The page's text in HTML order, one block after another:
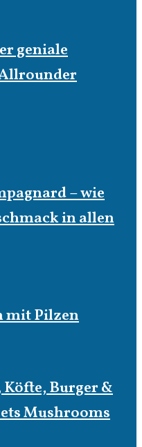
geniale
– wie
in allen
mit Pilzen
Köfte, Burger &
Mushrooms